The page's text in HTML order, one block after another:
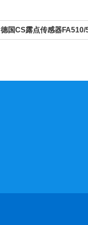
德国CS露点传感器FA510/